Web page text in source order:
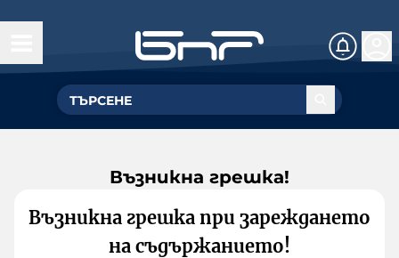
Възникна грешка!
Възникна грешка при зареждането
на съдържанието!